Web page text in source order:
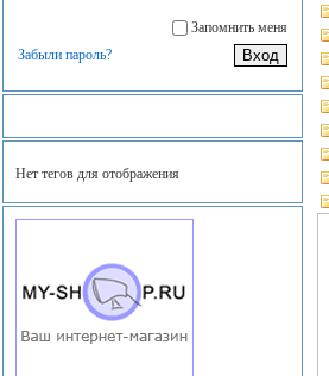
Запомнить меня
Забыли пароль?
Нет тегов для отображения